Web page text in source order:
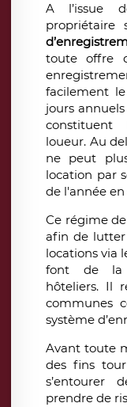
A l’issue
propriétaire
toute offre
facilement
jours
constituent
loueur. Au
ne peut
location par
de l'année en
Ce régime
afin de
locations via
font de la
hôteliers. Il
communes
système
Avant toute
des fins
s’entourer
prendre de